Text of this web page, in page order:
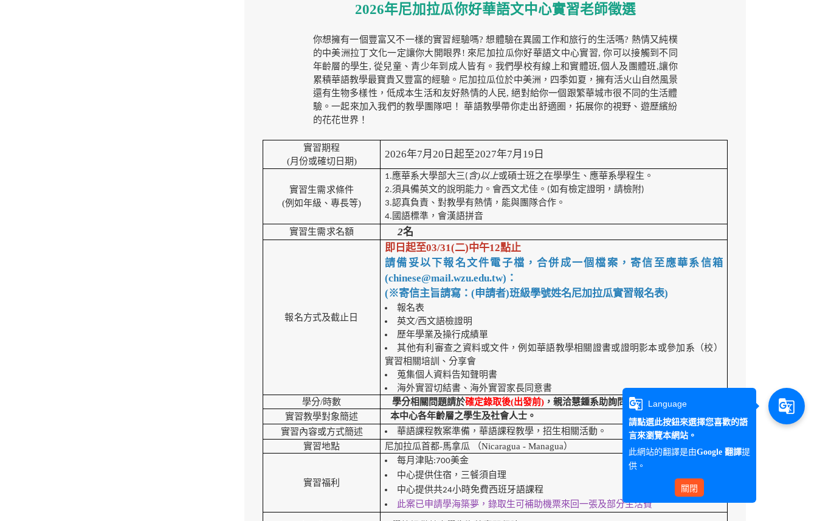
2026年尼加拉瓜你好華語文中心實習老師徵選
你想擁有一個豐富又不一樣的實習經驗嗎? 想體驗在異國工作和旅行的生活嗎? 熱情又純樸
的中美洲拉丁文化一定讓你大開眼界! 來尼加拉瓜你好華語文中心實習, 你可以接觸到不同
年齡層的學生, 從兒童、青少年到成人皆有。我們學校有線上和實體班,個人及團體班,讓你
累積華語教學最寶貴又豐富的經驗。尼加拉瓜位於中美洲，四季如夏，擁有活火山自然風景
還有生物多樣性，低成本生活和友好熱情的人民, 絕對給你一個跟繁華城市很不同的生活體
驗。一起來加入我們的教學團隊吧！ 華語教學帶你走出舒適圈，拓展你的視野、遊歷繽紛
的花花世界！
實習期程
(月份或確切日期)
2026年7月20日起至2027年7月19日
實習生需求條件
(例如年級、專長等)
1.應華系大學部大三( 含)以上或碩士班之在學學生、應華系學程生。
2.須具備英文的說明能力。會西文尤佳。(如有檢定證明，請檢附)
3.認真負責、對教學有熱情，能與團隊合作。
4.國語標準，會漢語拼音
實習生需求名額 2名
報名方式及截止日
即日起至03/31(二)中午12點止
請備妥以下報名文件電子檔，合併成一個檔案，寄信至應華系信箱
(chinese@mail.wzu.edu.tw)：
(※寄信主旨請寫：(申請者)班級學號姓名尼加拉瓜實習報名表)
報名表
英文/西文語檢證明
歷年學業及操行成績單
其他有利審查之資料或文件，例如華語教學相關證書或證明影本或參加系（校）
實習相關培訓、分享會
蒐集個人資料告知聲明書
海外實習切結書、海外實習家長同意書
學分/時數 學分相關問題請於確定錄取後(出發前) ，親洽慧鍾系助詢問。
實習教學對象簡述
本中心各年齡層之學生及社會人士。
實習內容或方式簡述
華語課程教案準備，華語課程教學，招生相關活動。
實習地點 尼加拉瓜首都-馬拿瓜 （Nicaragua - Managua）
實習福利
每月津貼:700美金
中心提供住宿，三餐須自理
中心提供共24小時免費西班牙語課程
此案已申請學海築夢，錄取生可補助機票來回一張及部分生活費
g_translate Language
請點選此按鈕來選擇您喜歡的語
言來瀏覽本網站。
此網站的翻譯是由Google 翻譯提
供。
關閉
g_translate